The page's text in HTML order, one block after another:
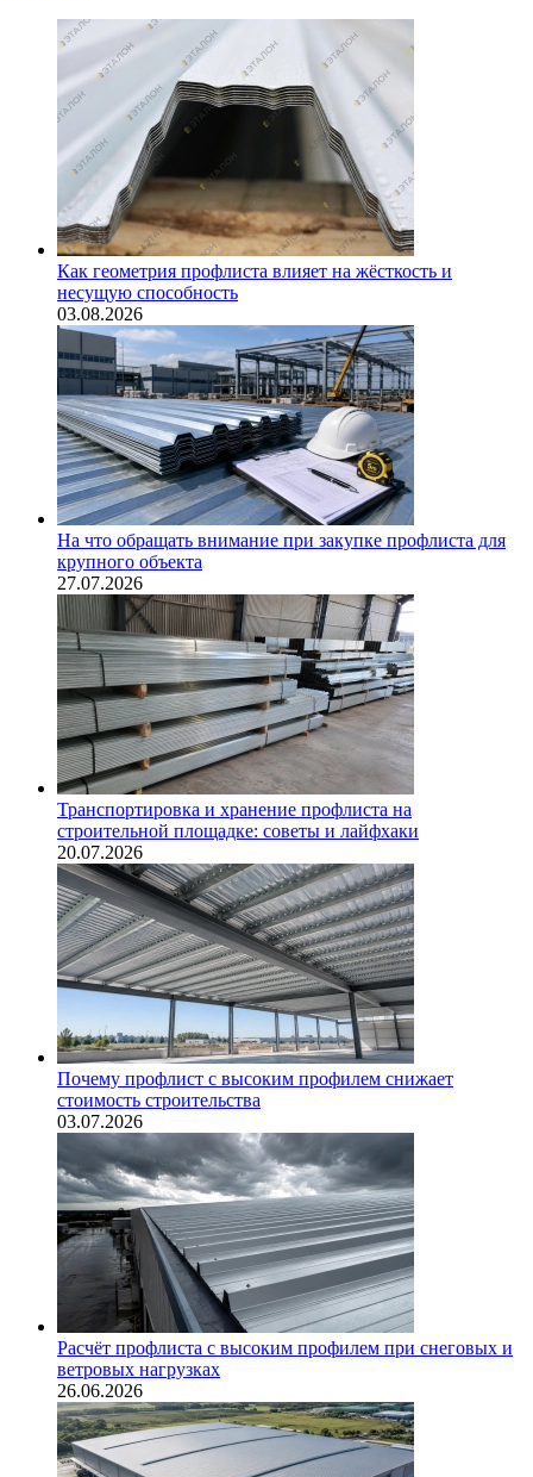
Как геометрия профлиста влияет на жёсткость и
несущую способность
03.08.2026
На что обращать внимание при закупке профлиста для
крупного объекта
27.07.2026
Транспортировка и хранение профлиста на
строительной площадке: советы и лайфхаки
20.07.2026
Почему профлист с высоким профилем снижает
стоимость строительства
03.07.2026
Расчёт профлиста с высоким профилем при снеговых и
ветровых нагрузках
26.06.2026